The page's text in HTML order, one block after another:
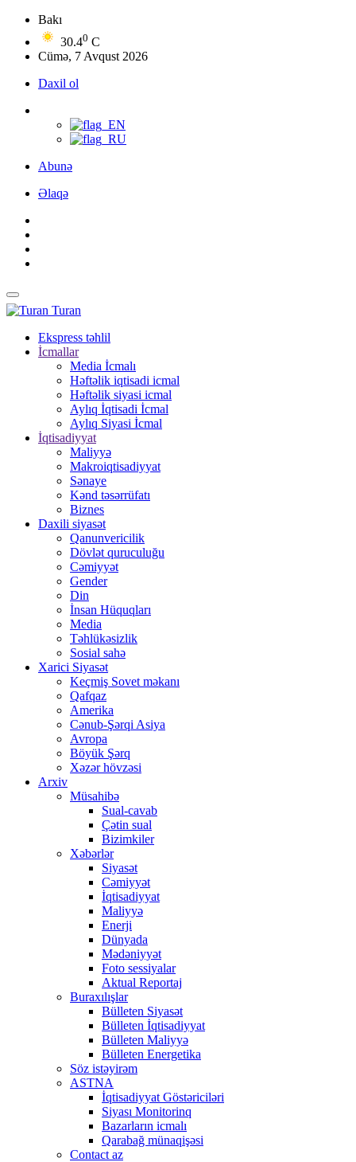
Bakı
30.40 C
Cümə, 7 Avqust 2026
Daxil ol
Abunə
Əlaqə
Turan
Ekspress təhlil
İcmallar
Media İcmalı
Həftəlik iqtisadi icmal
Həftəlik siyasi icmal
Aylıq İqtisadi İcmal
Aylıq Siyasi İcmal
İqtisadiyyat
Maliyyə
Makroiqtisadiyyat
Sənaye
Kənd təsərrüfatı
Biznes
Daxili siyasət
Qanunvericilik
Dövlət quruculuğu
Cəmiyyət
Gender
Din
İnsan Hüquqları
Media
Təhlükəsizlik
Sosial sahə
Xarici Siyasət
Keçmiş Sovet məkanı
Qafqaz
Amerika
Cənub-Şərqi Asiya
Avropa
Böyük Şərq
Xəzər hövzəsi
Arxiv
Müsahibə
Sual-cavab
Çətin sual
Bizimkiler
Xəbərlər
Siyasət
Cəmiyyət
İqtisadiyyat
Maliyyə
Enerji
Dünyada
Mədəniyyət
Foto sessiyalar
Aktual Reportaj
Buraxılışlar
Bülleten Siyasət
Bülleten İqtisadiyyat
Bülleten Maliyyə
Bülleten Energetika
Söz istəyirəm
ASTNA
İqtisadiyyat Göstəriciləri
Siyası Monitorinq
Bazarların icmalı
Qarabağ münaqişəsi
Contact az